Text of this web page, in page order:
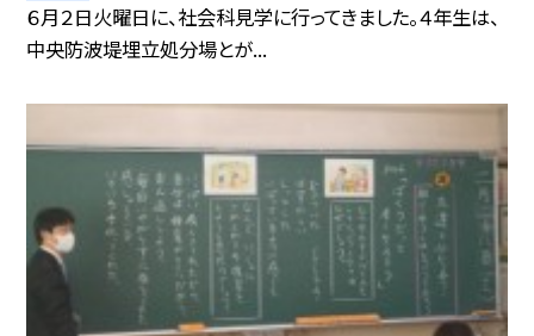
６月２日火曜日に、社会科見学に行ってきました。４年生は、
中央防波堤埋立処分場とが...